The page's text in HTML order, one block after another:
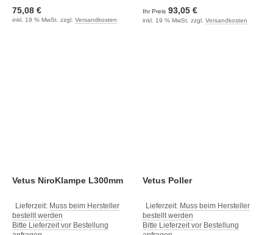
75,08 €
inkl. 19 % MwSt. zzgl. Versandkosten
Ihr Preis 93,05 €
inkl. 19 % MwSt. zzgl. Versandkosten
Vetus NiroKlampe L300mm
Lieferzeit: Muss beim Hersteller
bestellt werden
Bitte Lieferzeit vor Bestellung
Vetus Poller
Lieferzeit: Muss beim Hersteller
bestellt werden
Bitte Lieferzeit vor Bestellung